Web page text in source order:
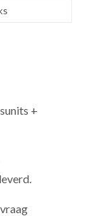
+